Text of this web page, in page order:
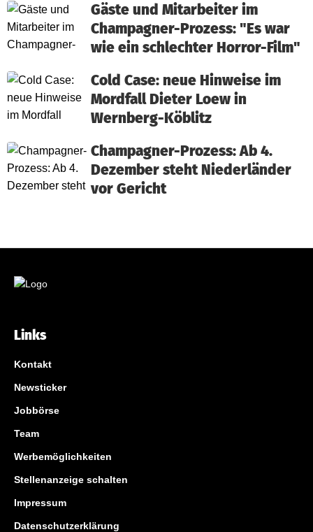
Gäste und Mitarbeiter im
Champagner-Prozess: "Es war
wie ein schlechter Horror-Film"
Cold Case: neue Hinweise im
Mordfall Dieter Loew in
Wernberg-Köblitz
Champagner-Prozess: Ab 4.
Dezember steht Niederländer
vor Gericht
Links
Kontakt
Newsticker
Jobbörse
Team
Werbemöglichkeiten
Stellenanzeige schalten
Impressum
Datenschutzerklärung